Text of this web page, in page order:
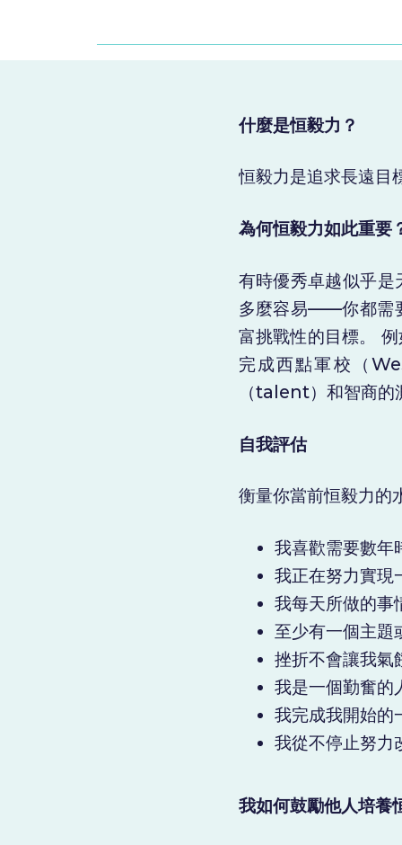
什麼是恒毅力？
恒毅力是追求長遠目
為何恒毅力如此重要
有時優秀卓越似乎
多麼容易——你都需
富挑戰性的目標。
完成西點軍校（
（talent）和智商的
自我評估
衡量你當前恒毅力的
我喜歡需要數年
我正在努力實現
我每天所做的事
至少有一個主題
挫折不會讓我氣
我是一個勤奮的
我完成我開始的
我從不停止努力
我如何鼓勵他人培養